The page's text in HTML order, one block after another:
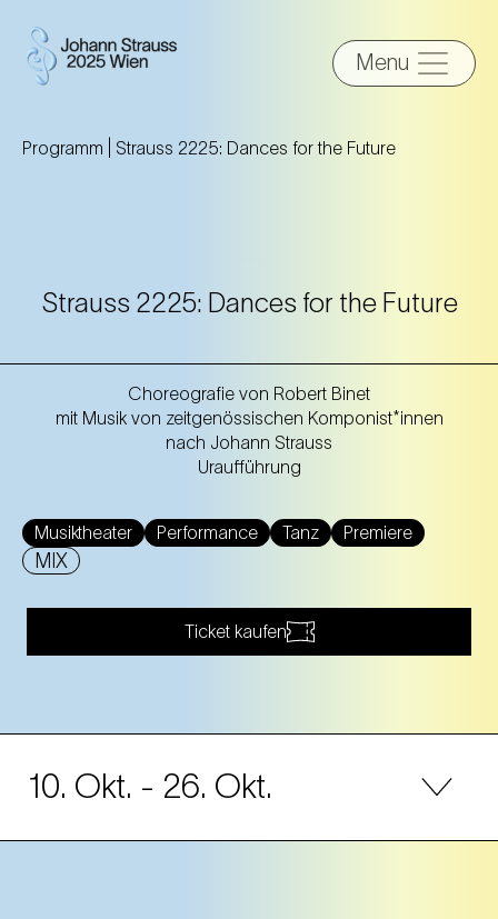
Menu
Programm | Strauss 2225: Dances for the Future
Strauss 2225: Dances for the Future
Choreografie von Robert Binet
mit Musik von zeitgenössischen Komponist*innen
nach Johann Strauss
Uraufführung
Musiktheater Performance Tanz Premiere
MIX
Ticket kaufen
10. Okt. - 26. Okt.